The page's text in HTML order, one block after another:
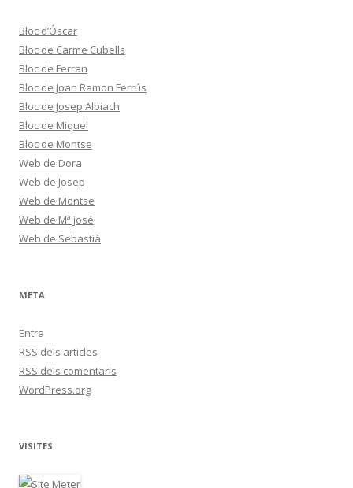
Bloc d’Óscar
Bloc de Carme Cubells
Bloc de Ferran
Bloc de Joan Ramon Ferrús
Bloc de Josep Albiach
Bloc de Miquel
Bloc de Montse
Web de Dora
Web de Josep
Web de Montse
Web de Mª josé
Web de Sebastià
META
Entra
RSS dels articles
RSS dels comentaris
WordPress.org
VISITES